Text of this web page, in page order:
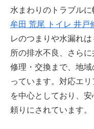
水まわりのトラブルに
牟田 荒尾 トイレ 井戸
レのつまりや水漏れ
所の排水不良、さら
修理・交換まで、地
っています。対応エ
を中心としており、
頼りにされています。